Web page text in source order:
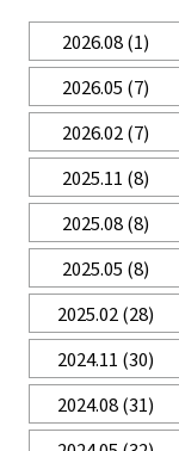
2026.08(1)
2026.05 (7)
2026.02(7)
2025.11 (8)
2025.08(8)
2025.05 (8)
2025.02(28)
2024.11 (30)
2024.08(31)